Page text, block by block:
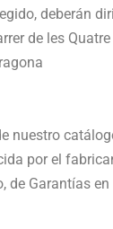
deberán
de les
nuestro
por el
de Garantías en